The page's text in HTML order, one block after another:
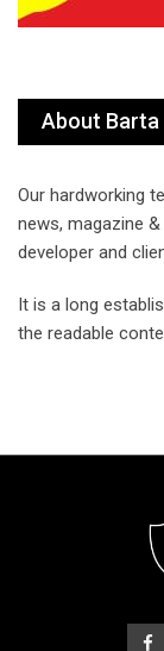
About Barta
Our hardworking
news, magazine
developer and
It is a long
the readable